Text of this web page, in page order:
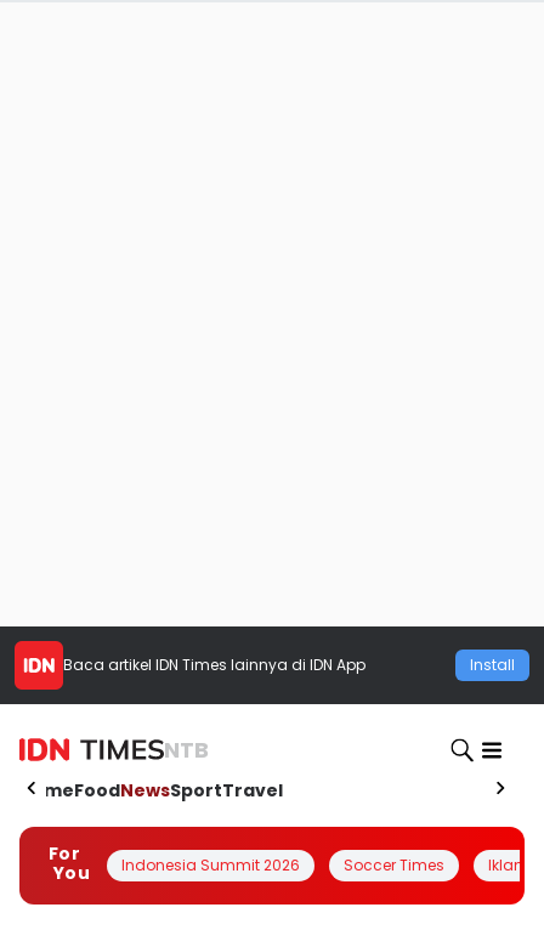
Baca artikel IDN Times lainnya di IDN App Install
NTB
HomeFoodNewsSportTravel
For
You
Indonesia Summit 2026 Soccer Times Iklanin